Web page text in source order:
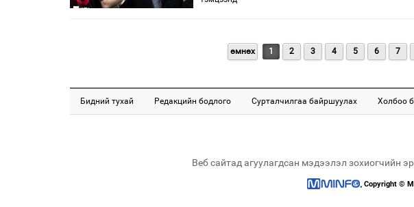
өмнөх 1 2 3 4 5 6 7
Бидний тухай Редакцийн бодлого Сурталчилгаа байршуулах Холбоо
Веб сайтад агуулагдсан мэдээлэл зохиогчийн
Copyright ©